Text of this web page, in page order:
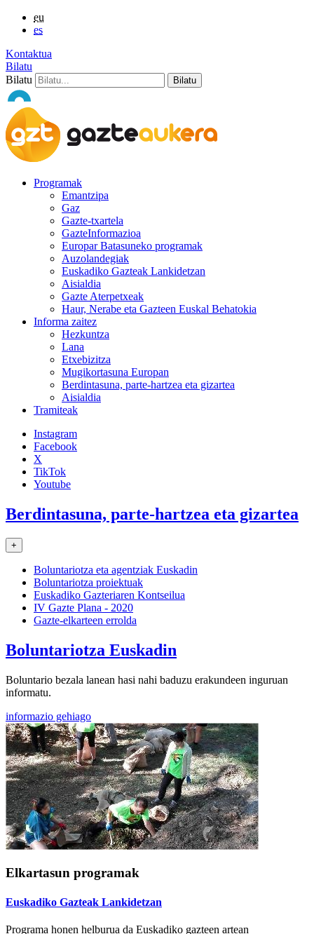
eu
es
Kontaktua
Bilatu
Bilatu
Programak
Emantzipa
Gaz
Gazte-txartela
GazteInformazioa
Europar Batasuneko programak
Auzolandegiak
Euskadiko Gazteak Lankidetzan
Aisialdia
Gazte Aterpetxeak
Haur, Nerabe eta Gazteen Euskal Behatokia
Informa zaitez
Hezkuntza
Lana
Etxebizitza
Mugikortasuna Europan
Berdintasuna, parte-hartzea eta gizartea
Aisialdia
Tramiteak
Instagram
Facebook
X
TikTok
Youtube
Berdintasuna, parte-hartzea eta gizartea
+
Boluntariotza eta agentziak Euskadin
Boluntariotza proiektuak
Euskadiko Gazteriaren Kontseilua
IV Gazte Plana - 2020
Gazte-elkarteen errolda
Boluntariotza Euskadin
Boluntario bezala lanean hasi nahi baduzu erakundeen inguruan
informatu.
informazio gehiago
Elkartasun programak
Euskadiko Gazteak Lankidetzan
Programa honen helburua da Euskadiko gazteen artean